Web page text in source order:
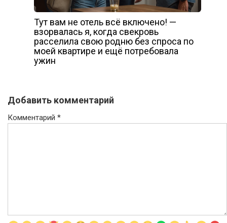
Тут вам не отель всё включено! —
взорвалась я, когда свекровь
расселила свою родню без спроса по
моей квартире и ещё потребовала
ужин
Добавить комментарий
Комментарий *